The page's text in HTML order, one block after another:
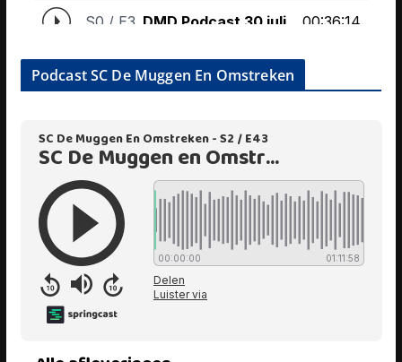
Podcast SC De Muggen En Omstreken